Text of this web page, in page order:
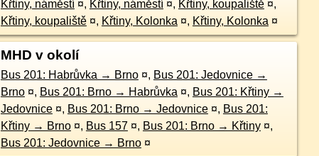
Křtiny, náměstí ¤, Křtiny, náměstí ¤, Křtiny, koupaliště ¤,
Křtiny, koupaliště ¤, Křtiny, Kolonka ¤, Křtiny, Kolonka ¤
MHD v okolí
Bus 201: Habrůvka → Brno ¤, Bus 201: Jedovnice →
Brno ¤, Bus 201: Brno → Habrůvka ¤, Bus 201: Křtiny →
Jedovnice ¤, Bus 201: Brno → Jedovnice ¤, Bus 201:
Křtiny → Brno ¤, Bus 157 ¤, Bus 201: Brno → Křtiny ¤,
Bus 201: Jedovnice → Brno ¤